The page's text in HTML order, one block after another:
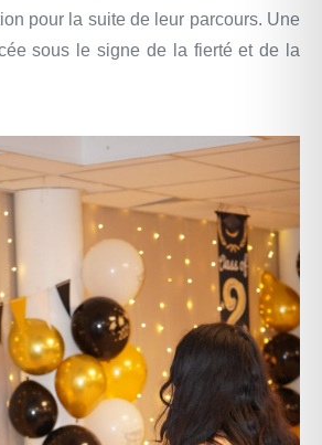
pour la suite de leur parcours. Une
sous le signe de la fierté et de la